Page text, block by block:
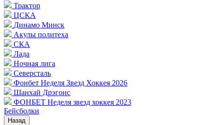
Трактор
ЦСКА
Динамо Минск
Акулы политеха
СКА
Лада
Ночная лига
Северсталь
Фонбет Неделя Звезд Хоккея 2026
Шанхай Дрэгонс
ФОНБЕТ Неделя звезд хоккея 2023
Бейсболки
Назад